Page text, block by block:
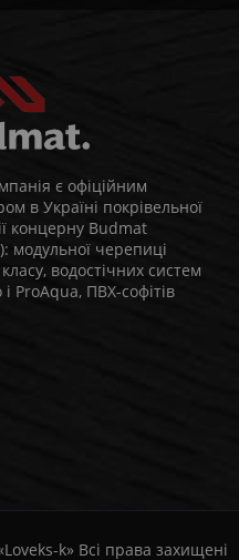
є офіційним
в Україні покрівельної
концерну Budmat
модульної черепиці
водостічних систем
ProAqua, ПВХ-софітів
k» Всі права захищені